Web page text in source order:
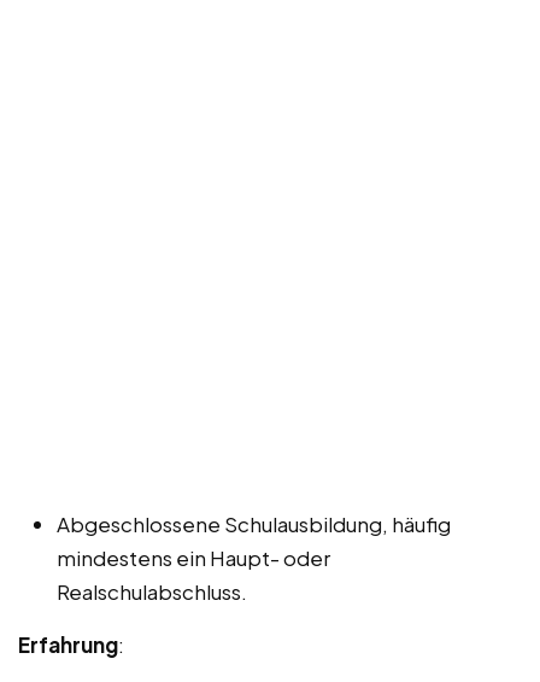
Abgeschlossene Schulausbildung, häufig
mindestens ein Haupt- oder
Realschulabschluss.
Erfahrung: